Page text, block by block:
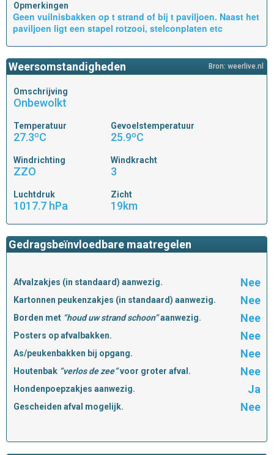
Opmerkingen
Geen vuilnisbakken op t strand of bij t paviljoen. Naast het
paviljoen ligt een stapel rotzooi, stelconplaten etc
Weersomstandigheden Bron: weerlive.nl
Omschrijving
Onbewolkt
Temperatuur
27.3ºC
Gevoelstemperatuur
25.9ºC
Windrichting
ZZO
Windkracht
3
Luchtdruk
1017.7 hPa
Zicht
19km
Gedragsbeïnvloedbare maatregelen
Afvalzakjes (in standaard) aanwezig. Nee
Kartonnen peukenzakjes (in standaard) aanwezig. Nee
Borden met “houd uw strand schoon”aanwezig. Nee
Posters op afvalbakken. Nee
As/peukenbakken bij opgang. Nee
Houtenbak “verlos de zee”voor groter afval. Nee
Hondenpoepzakjes aanwezig. Ja
Gescheiden afval mogelijk. Nee